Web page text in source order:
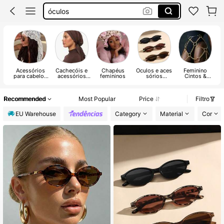
Oculos De Sol Mulher
Oculos De Sol Feminino
Acessórios
para cabelos
Cachecóis e
acessórios
Chapéus
femininos
Óculos e aces
sórios
Feminino
Cintos &
Recommended Most Popular Price
Filtro
EU Warehouse
Category Material Cor